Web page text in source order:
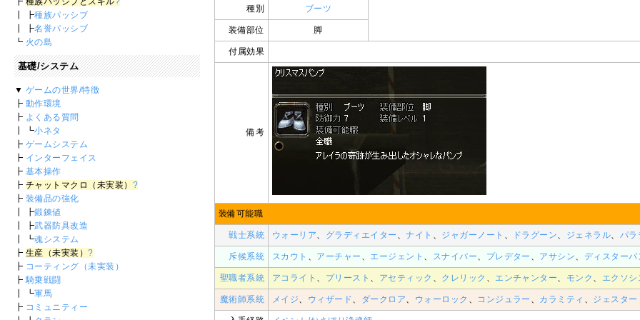
種別 ブーツ
装備部位 脚
付属効果
備考
装備可能職
戦士系統 ウォーリア、 グラディエイター 、ナイト 、 ジャガーノート 、 ドラグーン、 ジェネラル、 パラ
斥候系統 スカウト 、 アーチャー 、 エージェント 、 スナイパー、 プレデター 、 アサシン、 ディスターバ
聖職者系統 アコライト 、 プリースト 、 アセティック 、 クレリック 、 エンチャンター、 モンク 、 エクソシ
魔術師系統 メイジ、 ウィザード、 ダークロア、 ウォーロック 、 コンジュラー 、 カラミティ 、 ジェスター
┃ ┣種族パッシブ
┃ ┣名誉パッシブ
┗ 火の島
基礎/システム
▼ ゲームの世界/特徴
┣ 動作環境
┣ よくある質問
┃ ┗小ネタ
┣ ゲームシステム
┣ インターフェイス
┣ 基本操作
┣ チャットマクロ（未実装） ?
┣ 装備品の強化
┃ ┣鍛錬値
┃ ┣武器防具改造
┃ ┗魂システム
┣ 生産（未実装）?
┣ コーティング（未実装）
┣ 騎乗戦闘
┃ ┗軍馬
┣ コミュニティー